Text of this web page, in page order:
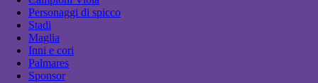
Personaggi di spicco
Stadi
Maglia
Inni e cori
Palmares
Sponsor